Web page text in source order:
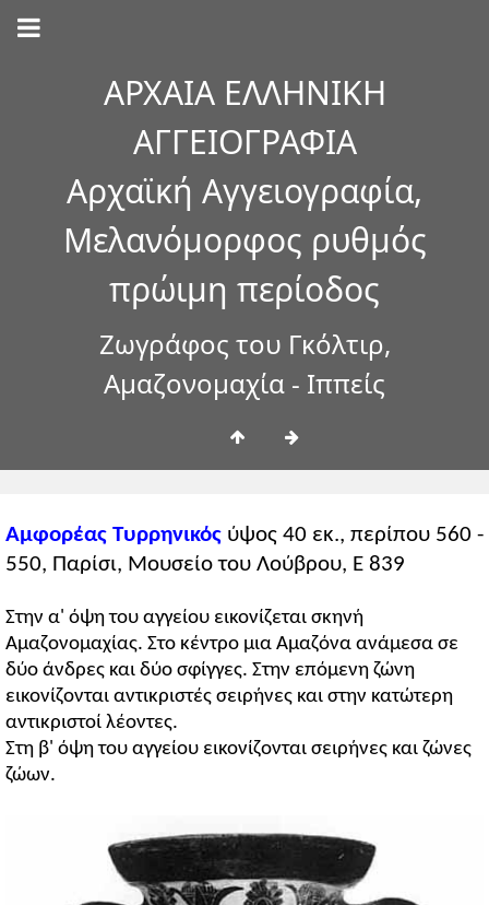
ΑΡΧΑΙΑ ΕΛΛΗΝΙΚΗ
ΑΓΓΕΙΟΓΡΑΦΙΑ
Αρχαϊκή Αγγειογραφία,
Μελανόμορφος ρυθμός
πρώιμη περίοδος
Ζωγράφος του Γκόλτιρ,
Αμαζονομαχία - Ιππείς
Αμφορέας Τυρρηνικός ύψος 40 εκ., περίπου 560 -
550, Παρίσι, Μουσείο του Λούβρου, E 839
Στην α' όψη του αγγείου εικονίζεται σκηνή
Αμαζονομαχίας. Στο κέντρο μια Αμαζόνα ανάμεσα σε
δύο άνδρες και δύο σφίγγες. Στην επόμενη ζώνη
εικονίζονται αντικριστές σειρήνες και στην κατώτερη
αντικριστοί λέοντες.
Στη β' όψη του αγγείου εικονίζονται σειρήνες και ζώνες
ζώων.